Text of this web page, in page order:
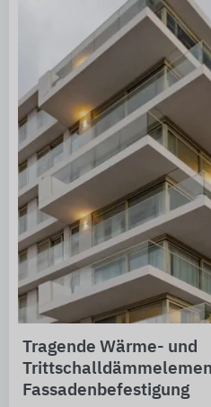
Tragende Wärme- und
Fassadenbefestigung